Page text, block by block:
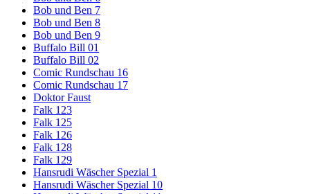
Bob und Ben 7
Bob und Ben 8
Bob und Ben 9
Buffalo Bill 01
Buffalo Bill 02
Comic Rundschau 16
Comic Rundschau 17
Doktor Faust
Falk 123
Falk 125
Falk 126
Falk 128
Falk 129
Hansrudi Wäscher Spezial 1
Hansrudi Wäscher Spezial 10